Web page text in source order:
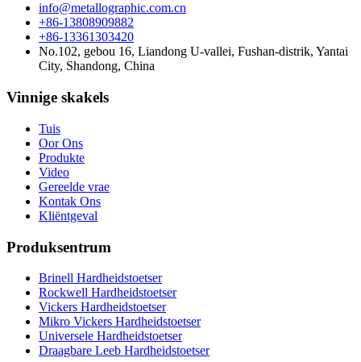
info@metallographic.com.cn
+86-13808909882
+86-13361303420
No.102, gebou 16, Liandong U-vallei, Fushan-distrik, Yantai
City, Shandong, China
Vinnige skakels
Tuis
Oor Ons
Produkte
Video
Gereelde vrae
Kontak Ons
Kliëntgeval
Produksentrum
Brinell Hardheidstoetser
Rockwell Hardheidstoetser
Vickers Hardheidstoetser
Mikro Vickers Hardheidstoetser
Universele Hardheidstoetser
Draagbare Leeb Hardheidstoetser